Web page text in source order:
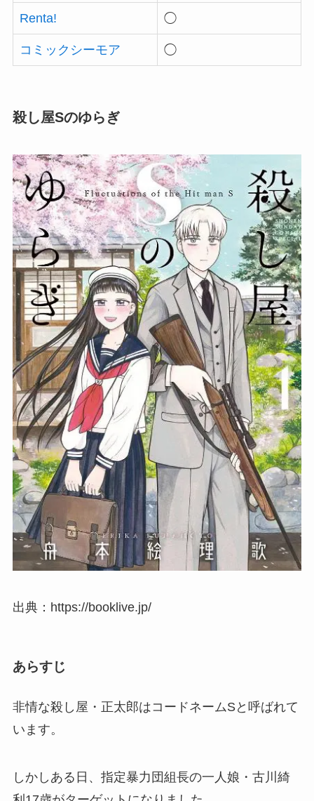
Renta! ◯
コミックシーモア ◯
殺し屋Sのゆらぎ
出典：https://booklive.jp/
あらすじ
非情な殺し屋・正太郎はコードネームSと呼ばれて
います。
しかしある日、指定暴力団組長の一人娘・古川綺